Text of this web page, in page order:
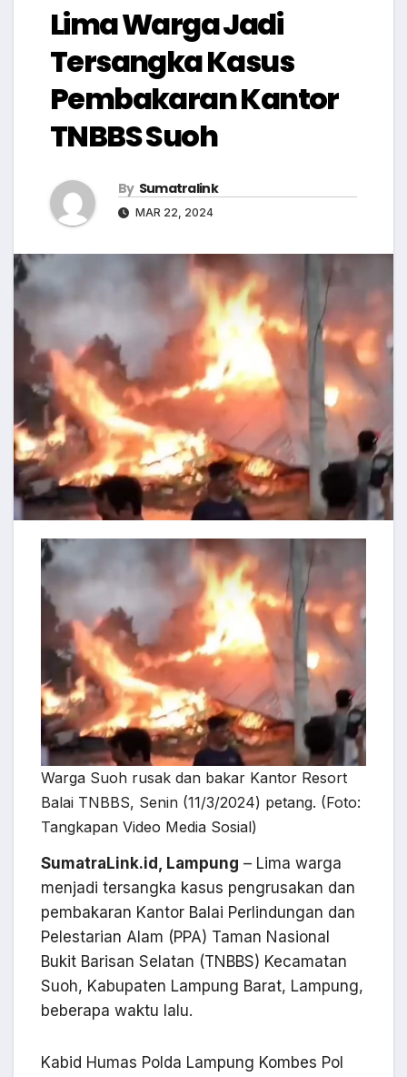
Lima Warga Jadi
Tersangka Kasus
Pembakaran Kantor
TNBBS Suoh
By Sumatralink
MAR 22, 2024
Warga Suoh rusak dan bakar Kantor Resort
Balai TNBBS, Senin (11/3/2024) petang. (Foto:
Tangkapan Video Media Sosial)
SumatraLink.id, Lampung – Lima warga
menjadi tersangka kasus pengrusakan dan
pembakaran Kantor Balai Perlindungan dan
Pelestarian Alam (PPA) Taman Nasional
Bukit Barisan Selatan (TNBBS) Kecamatan
Suoh, Kabupaten Lampung Barat, Lampung,
beberapa waktu lalu.
Kabid Humas Polda Lampung Kombes Pol